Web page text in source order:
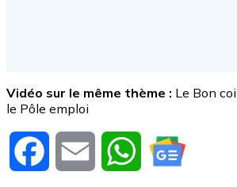
Vidéo sur le même thème : Le Bon
le Pôle emploi
Facebook Email WhatsApp